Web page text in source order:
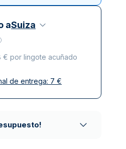
aSuiza
€ por lingote acuñado
de entrega: 7 €